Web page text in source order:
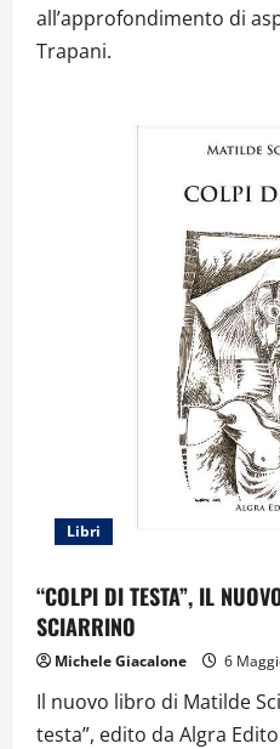
all’approfondimento di
Trapani.
Libri
“COLPI DI TESTA”, IL
SCIARRINO
Michele Giacalone 6
Il nuovo libro di Matilde
testa”, edito da Algra